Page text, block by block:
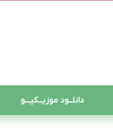
دانلــود موزیــکیـــو